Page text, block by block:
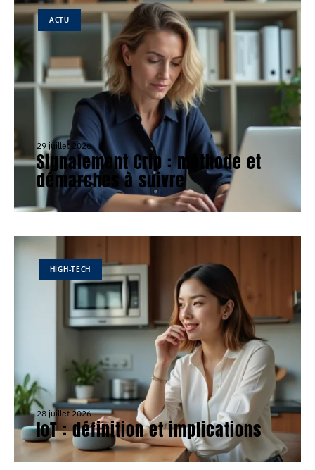
ACTU
29 juillet 2026
Signalement Crip : méthode et
démarches à suivre
HIGH-TECH
28 juillet 2026
IoT : définition et implications